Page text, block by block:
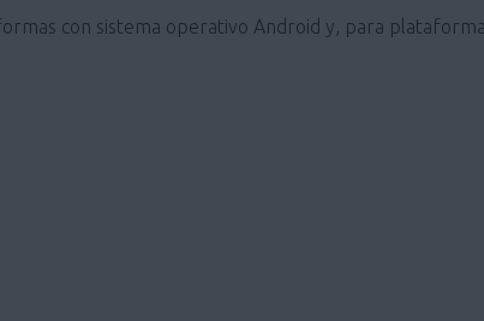
con sistema operativo Android y, para